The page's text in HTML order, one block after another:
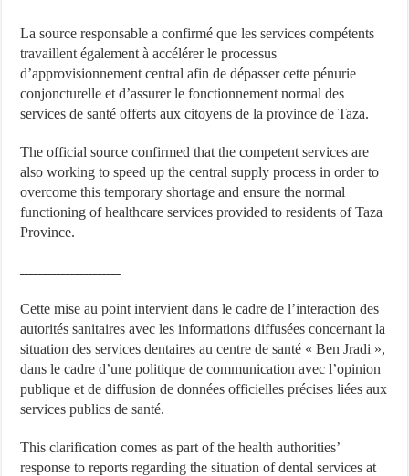
La source responsable a confirmé que les services compétents
travaillent également à accélérer le processus
d’approvisionnement central afin de dépasser cette pénurie
conjoncturelle et d’assurer le fonctionnement normal des
services de santé offerts aux citoyens de la province de Taza.
The official source confirmed that the competent services are
also working to speed up the central supply process in order to
overcome this temporary shortage and ensure the normal
functioning of healthcare services provided to residents of Taza
Province.
ــــــــــــــــــــــ
Cette mise au point intervient dans le cadre de l’interaction des
autorités sanitaires avec les informations diffusées concernant la
situation des services dentaires au centre de santé « Ben Jradi »,
dans le cadre d’une politique de communication avec l’opinion
publique et de diffusion de données officielles précises liées aux
services publics de santé.
This clarification comes as part of the health authorities’
response to reports regarding the situation of dental services at